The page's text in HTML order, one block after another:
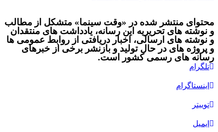
محتوای منتشر شده در «وقت سینما» متشکل از مطالب
و نوشته های تحریریه این رسانه، یادداشت های منتقدان
و نوشته های ارسالی، اخبار دریافتی از روابط عمومی ها
و پروژه های در حال تولید و بازنشر برخی از خبرهای
رسانه های رسمی کشور است.
تلگرام
اینستاگرام
توییتر
ایمیل